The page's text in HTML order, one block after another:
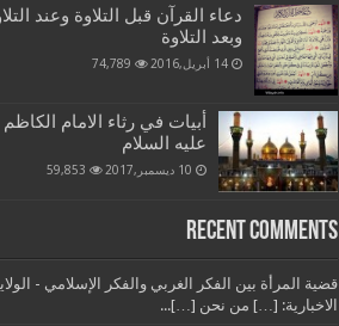
دعاء القرآن قبل التلاوة وعند
وبعد التلاوة
14 أبريل,2016 74,789
أبيات في رثاء الامام الكاظم
عليه السلام
10 ديسمبر,2017 59,853
Recent Comments
قضية المرأة بين الفكر الغربي والفكر الإسلامي -
الاخبارية: […] من نحن […]...